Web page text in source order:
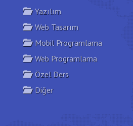
Yazılım
Web Tasarım
Mobil Programlama
Web Programlama
Özel Ders
Diğer